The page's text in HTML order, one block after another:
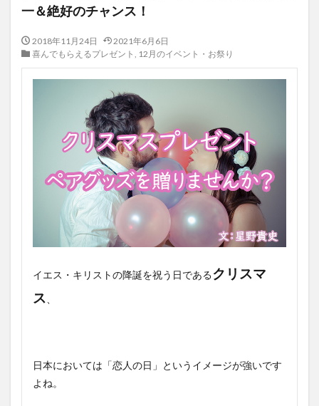
一＆絶好のチャンス！
2018年11月24日
2021年6月6日
喜んでもらえるプレゼント , 12月のイベント・お祭り
イエス・キリストの降誕を祝う日であるクリスマ
ス
日本においては「恋人の日」というイメージが強いです
よね。